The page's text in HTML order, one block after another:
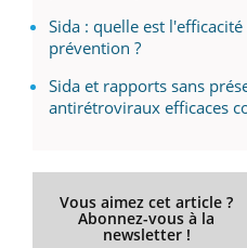
Sida : quelle est
prévention ?
Sida et rapports sans
antirétroviraux efficaces
Vous aimez cet article ?
Abonnez-vous à la
newsletter !